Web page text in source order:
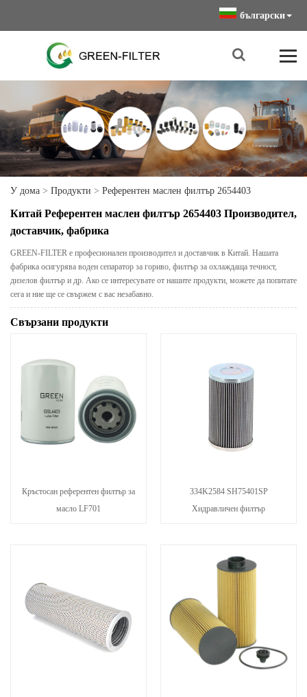
български
У дома > Продукти > Референтен маслен филтър 2654403
Китай Референтен маслен филтър 2654403 Производител,
доставчик, фабрика
GREEN-FILTER е професионален производител и доставчик в Китай. Нашата
фабрика осигурява воден сепаратор за гориво, филтър за охлаждаща течност,
дизелов филтър и др. Ако се интересувате от нашите продукти, можете да попитате
сега и ние ще се свържем с вас незабавно.
Свързани продукти
Кръстосан референтен филтър за
масло LF701
334K2584 SH75401SP
Хидравличен филтър